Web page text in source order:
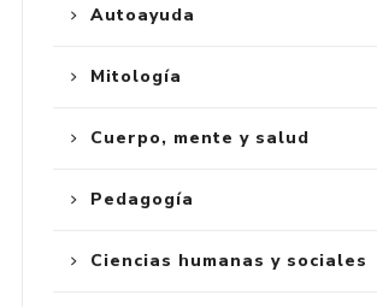
Autoayuda
Mitología
Cuerpo, mente y salud
Pedagogía
Ciencias humanas y sociales